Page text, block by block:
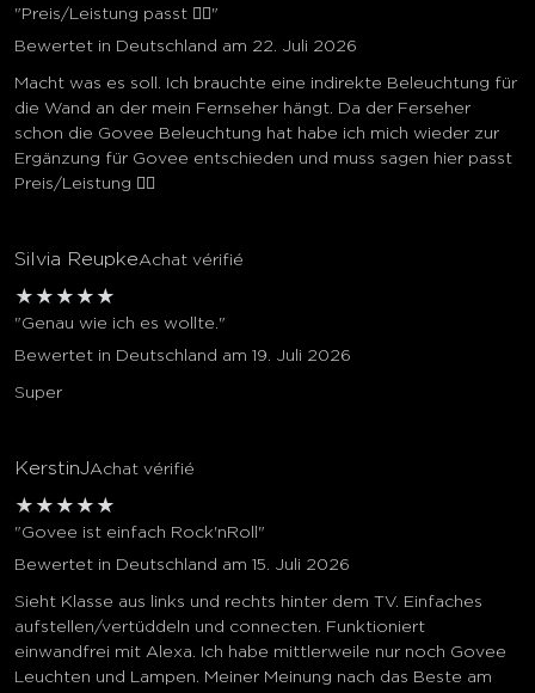
"Preis/Leistung passt 👍🏻"
Bewertet in Deutschland am 22. Juli 2026
Macht was es soll. Ich brauchte eine indirekte Beleuchtung für
die Wand an der mein Fernseher hängt. Da der Ferseher
schon die Govee Beleuchtung hat habe ich mich wieder zur
Ergänzung für Govee entschieden und muss sagen hier passt
Preis/Leistung 👍🏻
Silvia ReupkeAchat vérifié
★ ★ ★ ★ ★
"Genau wie ich es wollte."
Bewertet in Deutschland am 19. Juli 2026
Super
KerstinJAchat vérifié
★ ★ ★ ★ ★
"Govee ist einfach Rock'nRoll"
Bewertet in Deutschland am 15. Juli 2026
Sieht Klasse aus links und rechts hinter dem TV. Einfaches
aufstellen/vertüddeln und connecten. Funktioniert
einwandfrei mit Alexa. Ich habe mittlerweile nur noch Govee
Leuchten und Lampen. Meiner Meinung nach das Beste am